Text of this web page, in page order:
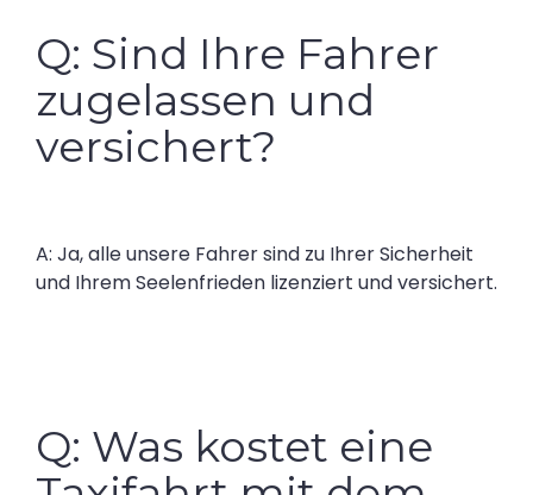
Q: Sind Ihre Fahrer
zugelassen und
versichert?
A: Ja, alle unsere Fahrer sind zu Ihrer Sicherheit
und Ihrem Seelenfrieden lizenziert und versichert.
Q: Was kostet eine